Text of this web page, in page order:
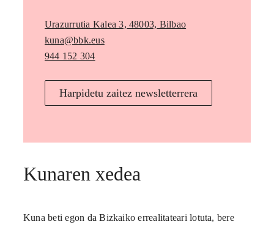
Urazurrutia Kalea 3, 48003, Bilbao
kuna@bbk.eus
944 152 304
Harpidetu zaitez newsletterrera
Kunaren xedea
Kuna beti egon da Bizkaiko errealitateari lotuta, bere